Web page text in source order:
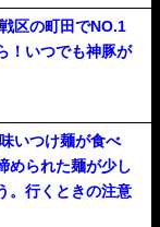
区の町田でNO.1
！いつでも神豚が
いつけ麺が食べ
められた麺が少し
。行くときの注意